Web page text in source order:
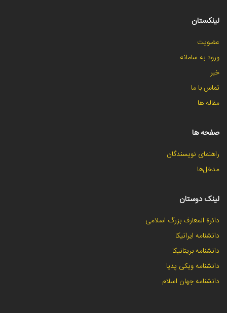
لینکستان
عضویت
ورود به سامانه
خبر
تماس با ما
مقاله ها
صفحه ها
راهنمای نویسندگان
مدخل‌ها
لینک دوستان
دائرة المعارف بزرگ اسلامی
دانشنامه ایرانیکا
دانشنامه بریتانیکا
دانشنامه ویکی پدیا
دانشنامه جهان اسلام